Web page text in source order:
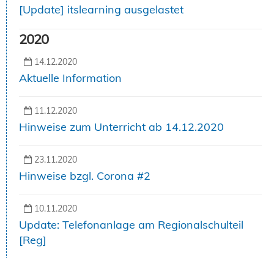
[Update] itslearning ausgelastet
2020
14.12.2020
Aktuelle Information
11.12.2020
Hinweise zum Unterricht ab 14.12.2020
23.11.2020
Hinweise bzgl. Corona #2
10.11.2020
Update: Telefonanlage am Regionalschulteil
[Reg]